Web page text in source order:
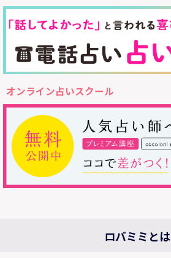
オンライン占いスクール
ロバミミとは